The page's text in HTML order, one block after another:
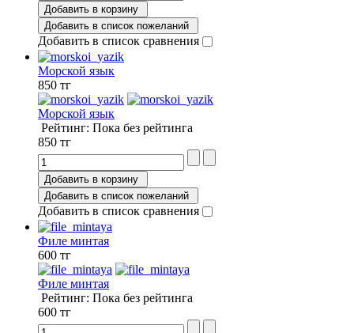
Добавить в корзину
Добавить в список пожеланий
Добавить в список сравнения
Морской язык
850 тг
Морской язык
Рейтинг: Пока без рейтинга
850 тг
Добавить в корзину
Добавить в список пожеланий
Добавить в список сравнения
Филе минтая
600 тг
Филе минтая
Рейтинг: Пока без рейтинга
600 тг